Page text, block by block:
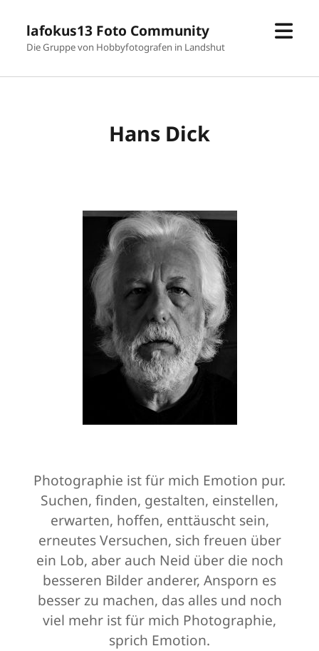
lafokus13 Foto Community
Die Gruppe von Hobbyfotografen in Landshut
Hans Dick
Photographie ist für mich Emotion pur.
Suchen, finden, gestalten, einstellen,
erwarten, hoffen, enttäuscht sein,
erneutes Versuchen, sich freuen über
ein Lob, aber auch Neid über die noch
besseren Bilder anderer, Ansporn es
besser zu machen, das alles und noch
viel mehr ist für mich Photographie,
sprich Emotion.